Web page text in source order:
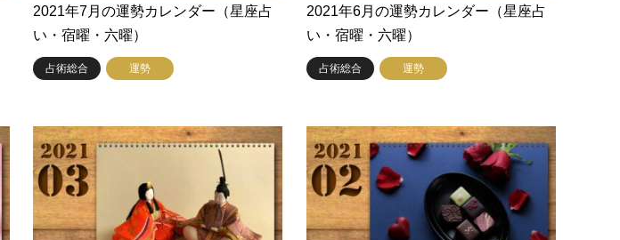
2021年7月の運勢カレンダー（星座占
い・宿曜・六曜）
占術総合 運勢
2021年6月の運勢カレンダー（星座占
い・宿曜・六曜）
占術総合 運勢